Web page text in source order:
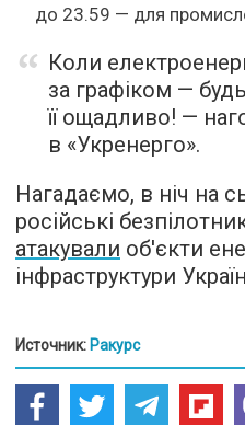
до 23.59 — для
Коли
за графіком —
її ощадливо! —
в «Укренерго».
Нагадаємо, в ніч на
російські
атакували об'єкти
інфраструктури
Источник: Ракурс